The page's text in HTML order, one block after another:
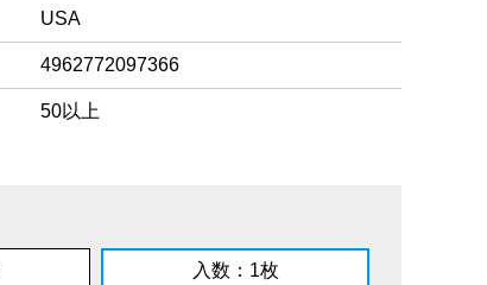
USA
4962772097366
50以上
入数：1枚